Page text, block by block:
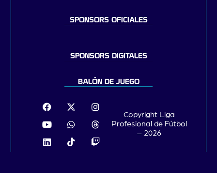
SPONSORS OFICIALES
SPONSORS DIGITALES
BALÓN DE JUEGO
Copyright Liga
Profesional de Fútbol
– 2026